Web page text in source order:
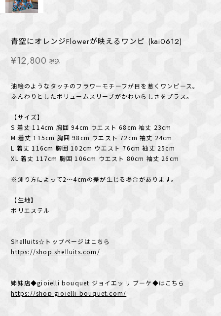
青空にオレンジFlowerが映えるワンピ (kai0612)
¥12,800 税込
油絵のようなタッチのフラワーモチーフが目を惹くワンピース。
ふんわりとしたボリュームスリーブがかわいらしさをプラス。
【サイズ】
S 着丈 114cm 胸囲 94cm ウエスト 68cm 袖丈 23cm
M 着丈 115cm 胸囲 98cm ウエスト 72cm 袖丈 24cm
L 着丈 116cm 胸囲 102cm ウエスト 76cm 袖丈 25cm
XL 着丈 117cm 胸囲 106cm ウエスト 80cm 袖丈 26cm
※測り方によって2〜4cmの差が生じる場合があります。
【生地】
ポリエステル
Shelluits☆トップページはこちら
https://shop.shelluits.com/
姉妹店◆gioielli bouquet ジョイエッリ ブーケ◆はこちら
https://shop.gioielli-bouquet.com/